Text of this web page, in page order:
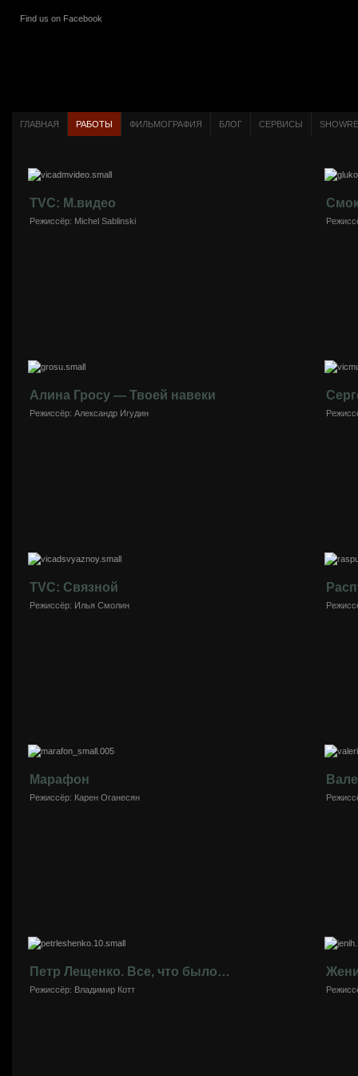
Find us on Facebook
ГЛАВНАЯ РАБОТЫ ФИЛЬМОГРАФИЯ БЛОГ СЕРВИСЫ
TVC: М.видео
Режиссёр: Michel Sablinski
Алина Гросу — Твоей навеки
Режиссёр: Александр Игудин
TVC: Связной
Режиссёр: Илья Смолин
Марафон
Режиссёр: Карен Оганесян
Петр Лещенко. Все, что было…
Режиссёр: Владимир Котт